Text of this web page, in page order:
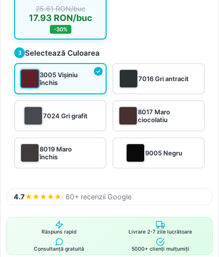
25.61 RON/buc
17.93 RON/buc
-30%
3 Selectează Culoarea
3005 Vișiniu
închis
7016 Gri antracit
7024 Gri grafit
8017 Maro
ciocolatiu
8019 Maro
închis
9005 Negru
4.7★★★★★· 60+ recenzii Google
Răspuns rapid Livrare 2-7 zile lucrătoare
Consultanță gratuită 5000+ clienți mulțumiți